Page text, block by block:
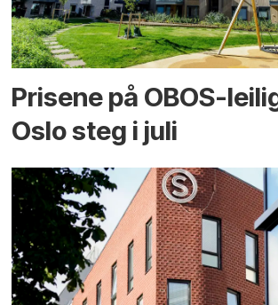
Prisene på OBOS-
Oslo steg i juli